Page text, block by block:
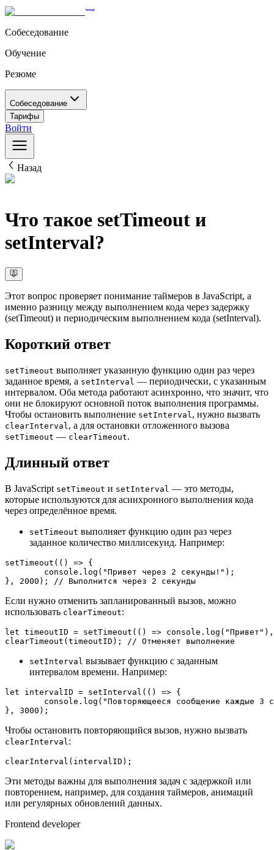
Собеседование
Обучение
Резюме
Собеседование
Тарифы
Войти
Назад
Что такое setTimeout и
setInterval?
Этот вопрос проверяет понимание таймеров в JavaScript, а
именно разницу между выполнением кода через задержку
(setTimeout) и периодическим выполнением кода (setInterval).
Короткий ответ
setTimeout выполняет указанную функцию один раз через
заданное время, а setInterval — периодически, с указанным
интервалом. Оба метода работают асинхронно, что значит, что
они не блокируют основной поток выполнения программы.
Чтобы остановить выполнение setInterval, нужно вызвать
clearInterval, а для остановки отложенного вызова
setTimeout — clearTimeout.
Длинный ответ
В JavaScript setTimeout и setInterval — это методы,
которые используются для асинхронного выполнения кода
через определённое время.
setTimeout выполняет функцию один раз через
заданное количество миллисекунд. Например:
setTimeout ( () => {
console . log ( "Привет через 2 секунды!" );
}, 2000 ); // Выполнится через 2 секунды
Если нужно отменить запланированный вызов, можно
использовать clearTimeout:
let timeoutID = setTimeout ( () => console . log ( "Привет"
clearTimeout (timeoutID); // Отменяет выполнение
setInterval вызывает функцию с заданным
интервалом времени. Например:
let intervalID = setInterval ( () => {
console . log ( "Повторяющееся сообщение каждые 3
}, 3000 );
Чтобы остановить повторяющийся вызов, нужно вызвать
clearInterval :
clearInterval (intervalID);
Эти методы важны для выполнения задач с задержкой или
повторением, например, для создания таймеров, анимаций
или регулярных обновлений данных.
Frontend developer